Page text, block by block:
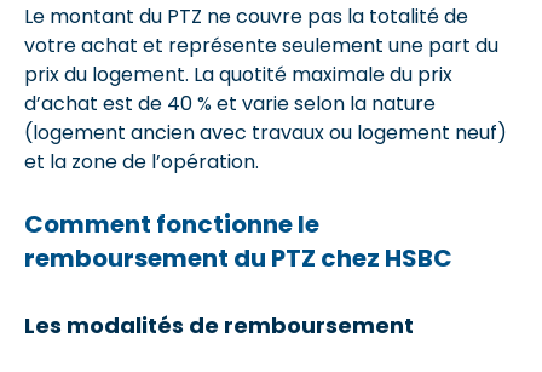
Le montant du PTZ ne couvre pas la totalité de
votre achat et représente seulement une part du
prix du logement. La quotité maximale du prix
d’achat est de 40 % et varie selon la nature
(logement ancien avec travaux ou logement neuf)
et la zone de l’opération.
Comment fonctionne le
remboursement du PTZ chez HSBC
Les modalités de remboursement